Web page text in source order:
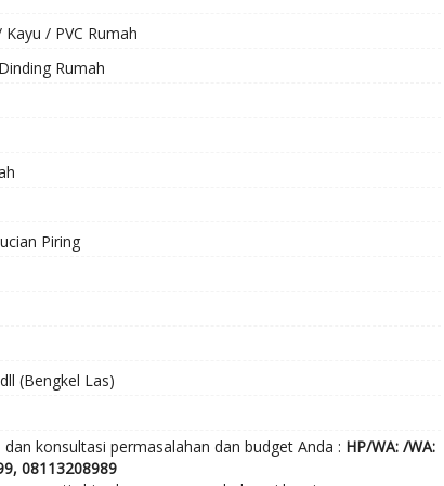
/ PVC Rumah
Rumah
Piring
(Bengkel Las)
konsultasi permasalahan dan budget Anda : HP/WA: /WA:
08113208989